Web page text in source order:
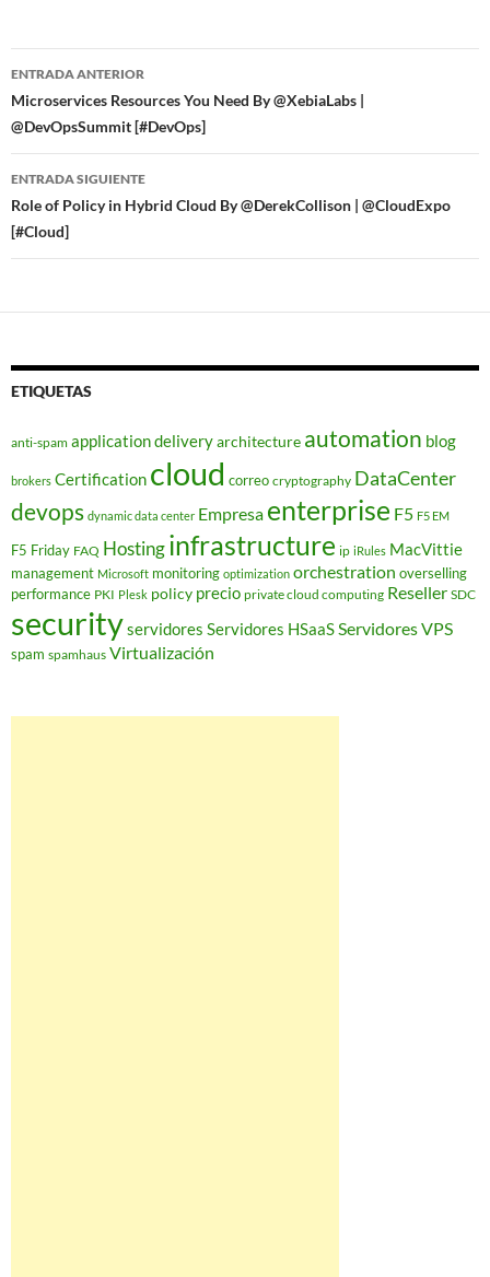
Navegador
de
entradas
ENTRADA ANTERIOR
Microservices Resources You Need By @XebiaLabs |
@DevOpsSummit [#DevOps]
ENTRADA SIGUIENTE
Role of Policy in Hybrid Cloud By @DerekCollison | @CloudExpo
[#Cloud]
ETIQUETAS
anti-spam application deliveryarchitecture automation blog
brokers Certification cloud correo cryptography DataCenter
devops dynamic data center Empresa enterprise F5 F5 EM
F5 Friday FAQ Hostinginfrastructure ip iRules MacVittie
management Microsoft monitoring optimization orchestration overselling
performance PKI Plesk policy precio private cloud computing Reseller SDC
securityservidores Servidores HSaaSServidores VPS
spam spamhaus Virtualización